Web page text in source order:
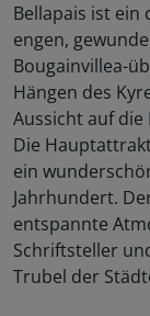
Bellapais ist
engen,
Bougainvillea-
Hängen des
Aussicht auf
Die
ein
Jahrhundert.
entspannte
Schriftsteller
Trubel der